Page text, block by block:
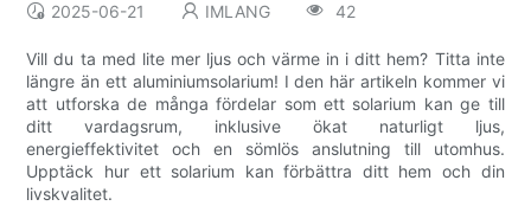
2025-06-21 IMLANG 42
Vill du ta med lite mer ljus och värme in i ditt hem? Titta inte
längre än ett aluminiumsolarium! I den här artikeln kommer vi
att utforska de många fördelar som ett solarium kan ge till
ditt vardagsrum, inklusive ökat naturligt ljus,
energieffektivitet och en sömlös anslutning till utomhus.
Upptäck hur ett solarium kan förbättra ditt hem och din
livskvalitet.